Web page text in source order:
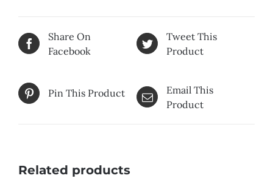
Share On
Facebook
Tweet This
Product
Pin This Product
Email This
Product
Related products